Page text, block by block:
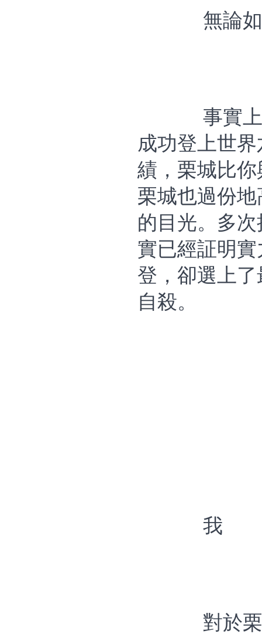
無論
事實
成功登上世
績，栗城比
栗城也過份
的目光。多
實已經証明
登，卻選上
自殺。
我
對於